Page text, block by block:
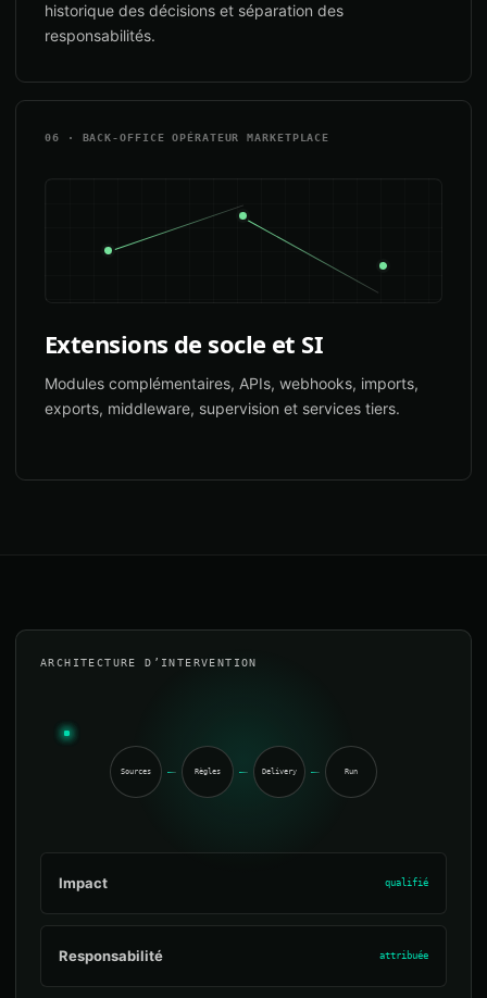
historique des décisions et séparation des
responsabilités.
06 · BACK-OFFICE OPÉRATEUR MARKETPLACE
Extensions de socle et SI
Modules complémentaires, APIs, webhooks, imports,
exports, middleware, supervision et services tiers.
ARCHITECTURE D’INTERVENTION
Sources Règles Delivery Run
Impact qualifié
Responsabilité attribuée